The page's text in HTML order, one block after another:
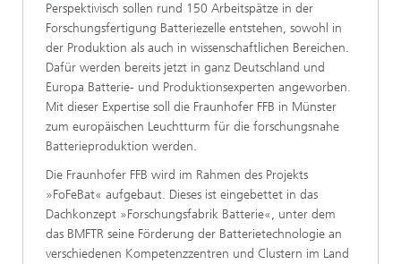
Perspektivisch sollen rund 150 Arbeitspätze in der
Forschungsfertigung Batteriezelle entstehen, sowohl in
der Produktion als auch in wissenschaftlichen Bereichen.
Dafür werden bereits jetzt in ganz Deutschland und
Europa Batterie- und Produktionsexperten angeworben.
Mit dieser Expertise soll die Fraunhofer FFB in Münster
zum europäischen Leuchtturm für die forschungsnahe
Batterieproduktion werden.
Die Fraunhofer FFB wird im Rahmen des Projekts
»FoFeBat« aufgebaut. Dieses ist eingebettet in das
Dachkonzept »Forschungsfabrik Batterie«, unter dem
das BMFTR seine Förderung der Batterietechnologie an
verschiedenen Kompetenzzentren und Clustern im Land